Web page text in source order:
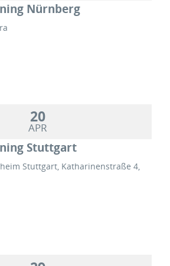
Nürnberg
20
APR
Stuttgart
Stuttgart, Katharinenstraße 4,